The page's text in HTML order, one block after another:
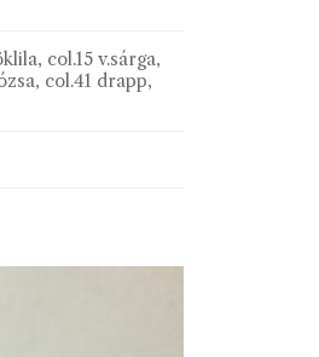
col.15 v.sárga,
col.41 drapp,